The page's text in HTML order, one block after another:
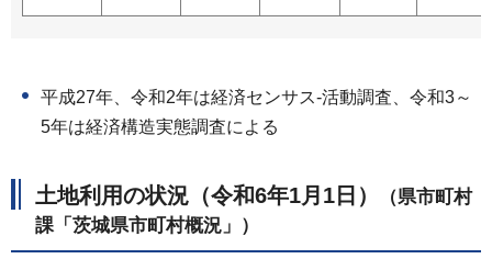
平成27年、令和2年は経済センサス-活動調査、令和3～
5年は経済構造実態調査による
土地利用の状況（令和6年1月1日）
（県市町村
課「茨城県市町村概況」）